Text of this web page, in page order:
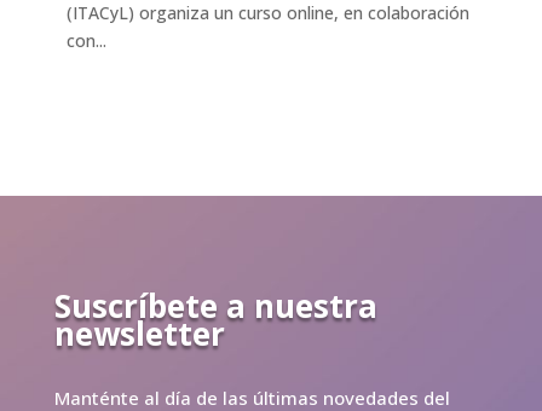
(ITACyL) organiza un curso online, en colaboración
con...
Suscríbete a nuestra
newsletter
Manténte al día de las últimas novedades del